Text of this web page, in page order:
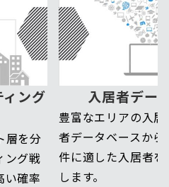
ング
層を分
ング戦
い確率
入居者デー
豊富なエリアの入
者データベースか
件に適した入居者
します。